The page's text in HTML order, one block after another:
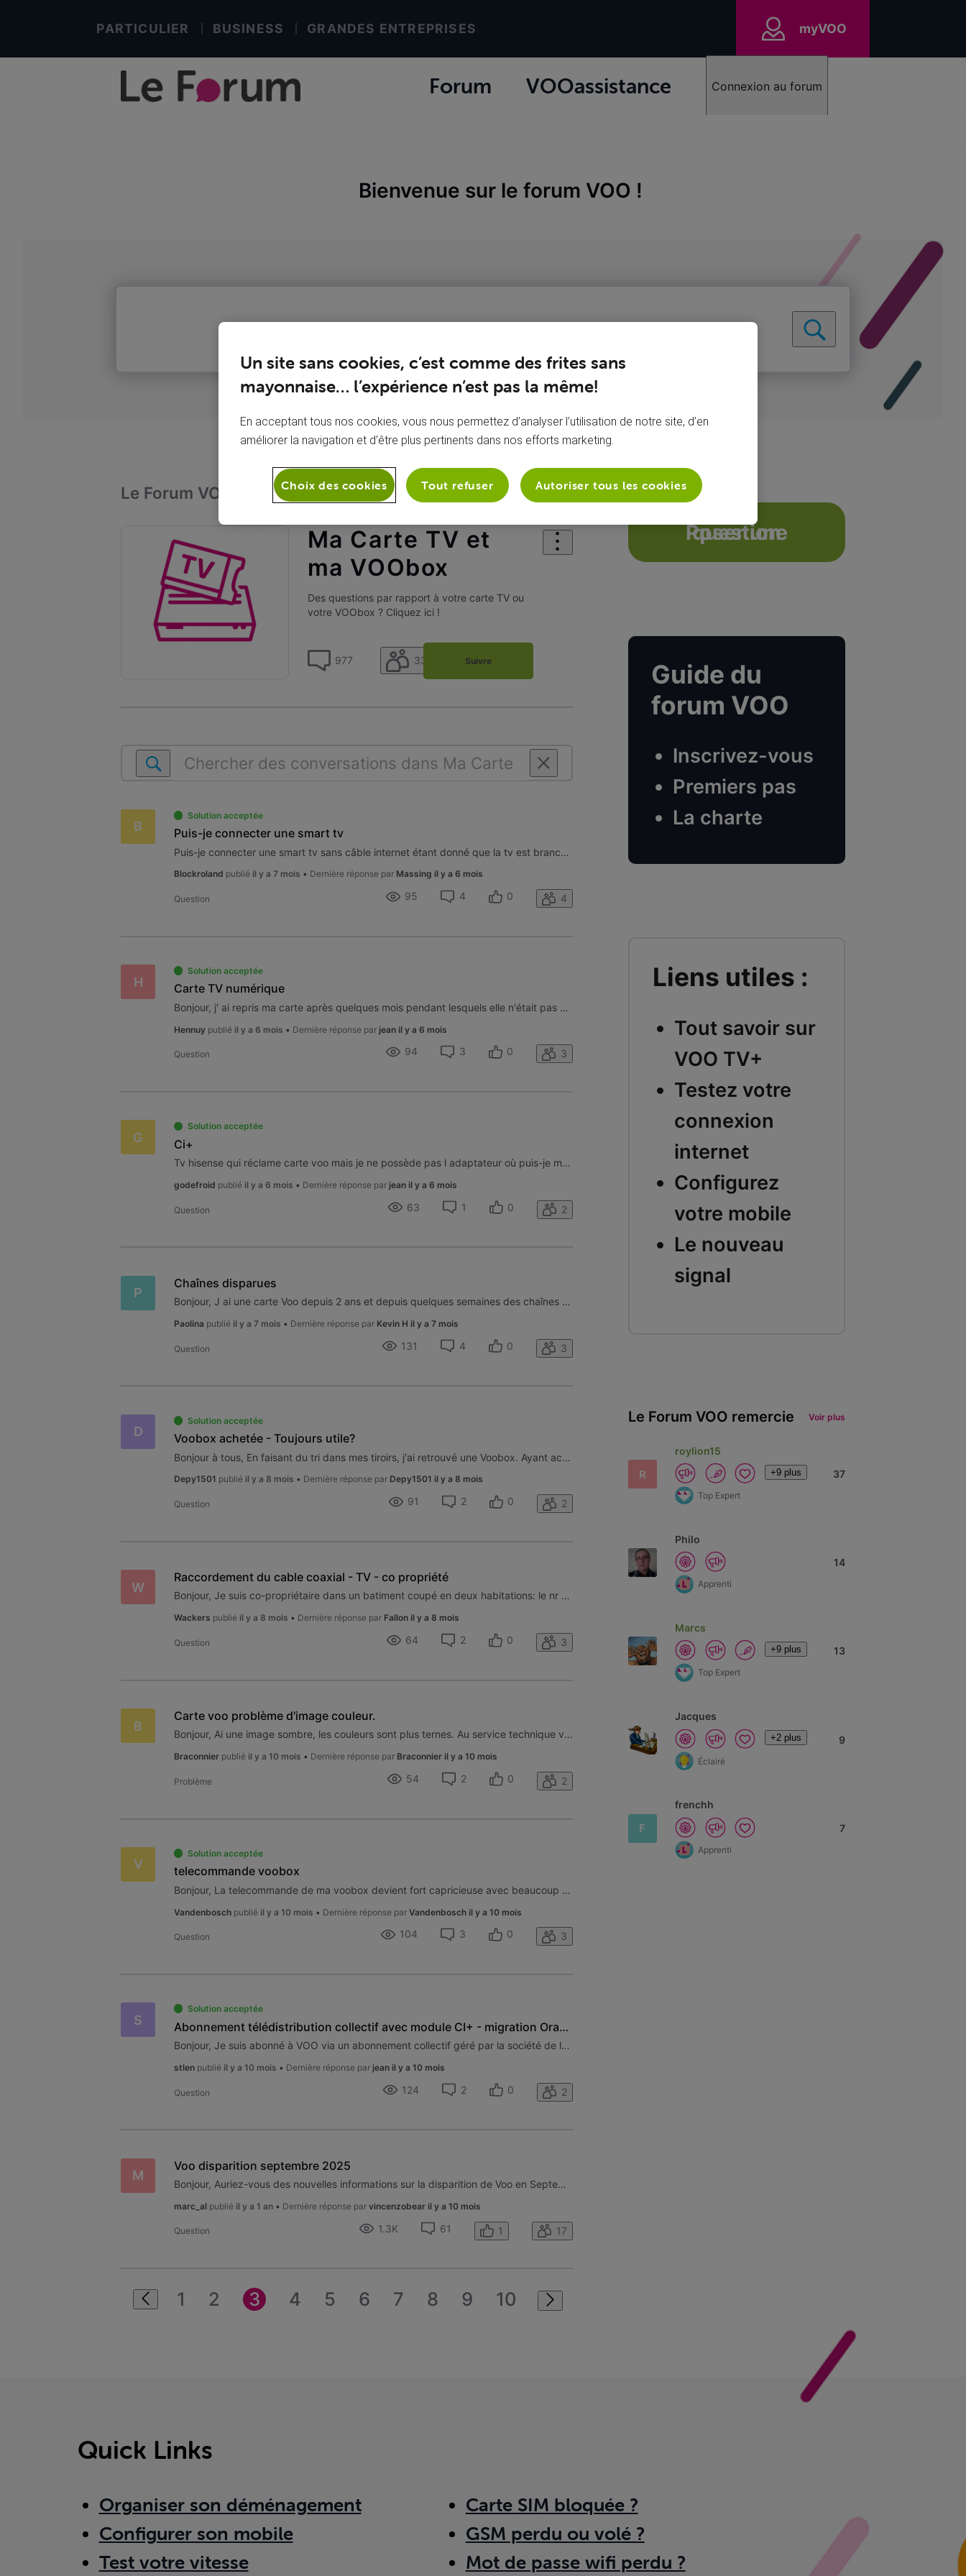
PARTICULIER BUSINESS GRANDES ENTREPRISES myVOO
Forum VOOassistance Connexion au forum
Bienvenue sur le forum VOO !
Le Forum VOO Télévision Ma Carte TV et ma VOObox
Ma Carte TV et
ma VOObox
Des questions par rapport à votre carte TV ou
votre VOObox ? Cliquez ici !
977 33 Suivre
Chercher
dans
Ma
Carte
VOObox
B
Solution acceptée
Puis-je connecter une smart tv
Puis-je connecter une smart tv sans câble internet étant donné que la tv est branché sur décodeur orange
Blockroland publié il y a 7 mois • Dernière réponse par Massing il y a 6 mois
Question 95 4 0 4
H
Solution acceptée
Carte TV numérique
Bonjour, j' ai repris ma carte après quelques mois pendant lesquels elle n'était pas utilisée. À l'exception d'euronews et de la 3 aucune chaîne ne fonctionne. J'ai le message d'erreur EC3. Le téléviseur est maintenu allumé depuis 5 heures et toujours rien. Quel est la marche à suivre ? D'avance mer
Hennuy publié il y a 6 mois • Dernière réponse par jean il y a 6 mois
Question 94 3 0 3
G
Solution acceptée
Ci+
Tv hisense qui réclame carte voo mais je ne possède pas l adaptateur où puis-je me le procurer
godefroid publié il y a 6 mois • Dernière réponse par jean il y a 6 mois
Question 63 1 0 2
P
Chaînes disparues
Bonjour, J ai une carte Voo depuis 2 ans et depuis quelques semaines des chaînes ont disparues. Il y a un message d erreur: "votre carte a puce VOO n est pas correctement placée dans votre carte TV numérique Voo" or ce message n apparaît que sur certaines chaînes, pour les autres, aucun soucis! Pour
Paolina publié il y a 7 mois • Dernière réponse par Kevin H il y a 7 mois
Question 131 4 0 3
D
Solution acceptée
Voobox achetée - Toujours utile?
Bonjour à tous, En faisant du tri dans mes tiroirs, j'ai retrouvé une Voobox. Ayant actuellement un Evasion, j'ai branché le HDMI, Coax et Ethernet dessus et elle semble fonctionner correctement. Excepté la carte qui n'est plus active, donc pas de son ou image. Est-il intéressant de garder cette Voo
Depy1501 publié il y a 8 mois • Dernière réponse par Depy1501 il y a 8 mois
Question 91 2 0 2
W
Raccordement du cable coaxial - TV - co propriété
Bonjour, Je suis co-propriétaire dans un batiment coupé en deux habitations: le nr 2 et le nr 2A. Le batiment vient d'être rénové et était à l'origine une seule habitation: le nr 2. Actuellement, un cable coaxial, qui date d'avant la renovation, arrive de l'extérieur à la cave dans les nouvelles par
Wackers publié il y a 8 mois • Dernière réponse par Fallon il y a 8 mois
Question 64 2 0 3
B
Carte voo problème d'image couleur.
Bonjour, Ai une image sombre, les couleurs sont plus ternes. Au service technique voo pas agréable. Suis travalleuse à pause et donc je ne sais pas rester chez moi toute une matinée ou après midi.
Braconnier publié il y a 10 mois • Dernière réponse par Braconnier il y a 10 mois
Problème 54 2 0 2
V
Solution acceptée
telecommande voobox
Bonjour, La telecommande de ma voobox devient fort capricieuse avec beaucoup de faux contact. Est-il possible d'avoir une nouvelle telecommande svp ? Merci d'avance
Vandenbosch publié il y a 10 mois • Dernière réponse par Vandenbosch il y a 10 mois
Question 104 3 0 3
S
Solution acceptée
Abonnement télédistribution collectif avec module CI+ - migration Orange
Bonjour, Je suis abonné à VOO via un abonnement collectif géré par la société de logement. Il s'agit d'un abonnement donnant accès à la télédistribution seule et j'utilise le module CI+ de VOO dans ma TV. Que se passera-t-il pour ces abonnements avec la migration Orange ? Peut-on continuer à utilise
stlen publié il y a 10 mois • Dernière réponse par jean il y a 10 mois
Question 124 2 0 2
M
Voo disparition septembre 2025
Bonjour, Auriez-vous des nouvelles informations sur la disparition de Voo en Septembre 2025 pour les vieux clients? Est-ce que la voobox et les cartes CI+ continueront de fonctionner? Que coûtera un décodeur supplémentaire (ma vieille TV Samsung n'a pas l'application Orange TV) Est-ce qu'il y aura u
marc_al publié il y a 1 an• Dernière réponse par vincenzobear il y a 10 mois
Question 1.3K 61 1 17
1 2 3 4 5 6 7 8 9 10
Poser une question
Guide du
forum VOO
Inscrivez-vous
Premiers pas
La charte
Liens utiles :
Tout savoir sur
VOO TV+
Testez votre
connexion
internet
Configurez
votre mobile
Le nouveau
signal
Le Forum VOO remercie Voir plus
R
roylion15
+9 plus
Top Expert
37
Philo
Apprenti
14
Marcs
+9 plus
Top Expert
13
Jacques
+2 plus
Éclairé
9
F
frenchh
Apprenti
7
Quick Links
Organiser son déménagement
Configurer son mobile
Test votre vitesse
Carte SIM bloquée ?
GSM perdu ou volé ?
Mot de passe wifi perdu ?
Un site sans cookies, c’est comme des frites sans
mayonnaise… l’expérience n’est pas la même!
En acceptant tous nos cookies, vous nous permettez d’analyser l’utilisation de notre site, d’en
améliorer la navigation et d’être plus pertinents dans nos efforts marketing.
Tout refuser Autoriser tous les cookies
Choix des cookies